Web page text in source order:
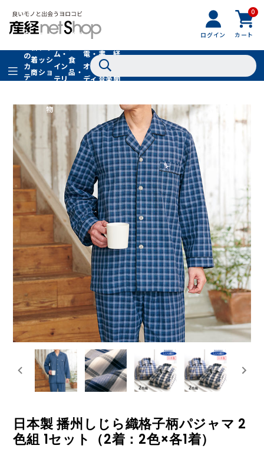
ログイン
0
カート
全
の
カ
テ
着
商
品
フ
ッ
シ
ョ
フ
ァ
シ
ョ
ン
物
ム・
イン
テリ
グル
食
品・
ドリ
家
電・
オー
ディ
書
籍・
音楽
経
聞
在庫切れ
日本製 播州しじら織格子柄パジャマ 2
色組 1セット（2着：2色×各1着）